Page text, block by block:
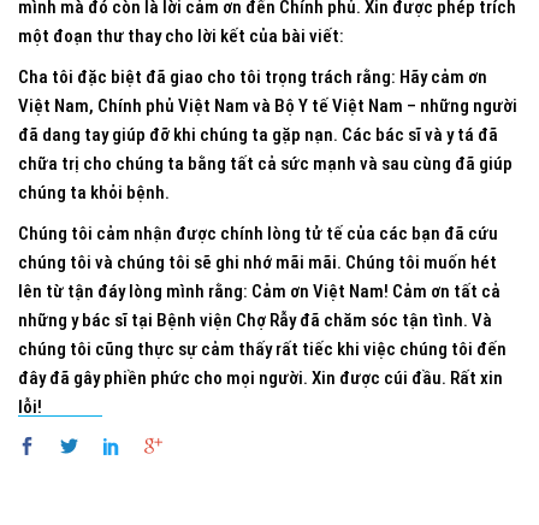
mình mà đó còn là lời cảm ơn đến Chính phủ. Xin được phép trích
một đoạn thư thay cho lời kết của bài viết:
Cha tôi đặc biệt đã giao cho tôi trọng trách rằng: Hãy cảm ơn
Việt Nam, Chính phủ Việt Nam và Bộ Y tế Việt Nam – những người
đã dang tay giúp đỡ khi chúng ta gặp nạn. Các bác sĩ và y tá đã
chữa trị cho chúng ta bằng tất cả sức mạnh và sau cùng đã giúp
chúng ta khỏi bệnh.
Chúng tôi cảm nhận được chính lòng tử tế của các bạn đã cứu
chúng tôi và chúng tôi sẽ ghi nhớ mãi mãi. Chúng tôi muốn hét
lên từ tận đáy lòng mình rằng: Cảm ơn Việt Nam! Cảm ơn tất cả
những y bác sĩ tại Bệnh viện Chợ Rẫy đã chăm sóc tận tình. Và
chúng tôi cũng thực sự cảm thấy rất tiếc khi việc chúng tôi đến
đây đã gây phiền phức cho mọi người. Xin được cúi đầu. Rất xin
lỗi!